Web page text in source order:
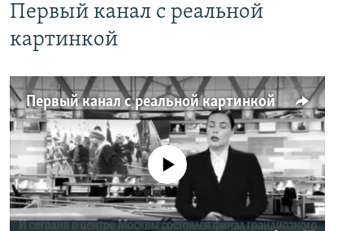
Первый канал с реальной
картинкой
Первый канал с реальной картинкой
No media source currently available